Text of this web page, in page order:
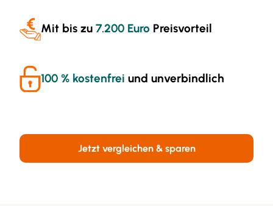
Mit bis zu 7.200 Euro Preisvorteil
100 % kostenfrei und unverbindlich
Jetzt vergleichen & sparen